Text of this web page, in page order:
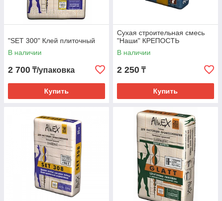
"SET 300" Клей плиточный
В наличии
2 700 ₸/упаковка
Купить
Сухая строительная смесь
"Наши" КРЕПОСТЬ
В наличии
2 250 ₸
Купить